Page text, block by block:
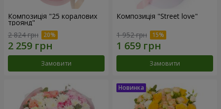
Композиція "25 коралових
троянд"
2 824 грн
Замовити
Композиція "Street love"
1 952 грн
Замовити